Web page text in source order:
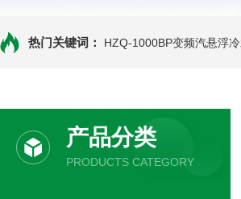
热门关键词： HZQ-1000BP变频汽悬浮
产品分类
PRODUCTS CATEGORY